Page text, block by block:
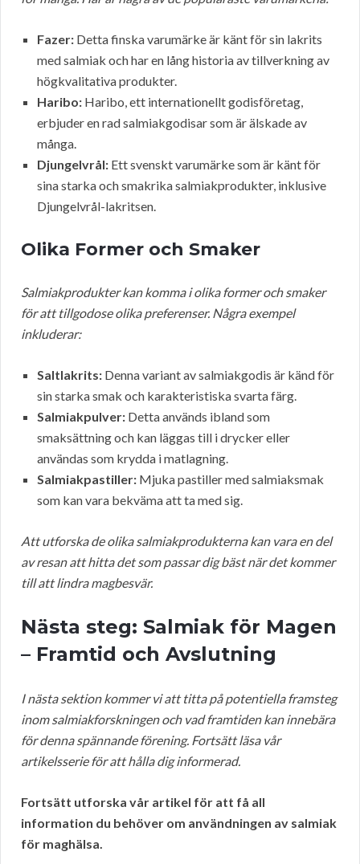
Fazer: Detta finska varumärke är känt för sin lakrits
med salmiak och har en lång historia av tillverkning av
högkvalitativa produkter.
Haribo: Haribo, ett internationellt godisföretag,
erbjuder en rad salmiakgodisar som är älskade av
många.
Djungelvrål: Ett svenskt varumärke som är känt för
sina starka och smakrika salmiakprodukter, inklusive
Djungelvrål-lakritsen.
Olika Former och Smaker
Salmiakprodukter kan komma i olika former och smaker
för att tillgodose olika preferenser. Några exempel
inkluderar:
Saltlakrits: Denna variant av salmiakgodis är känd för
sin starka smak och karakteristiska svarta färg.
Salmiakpulver: Detta används ibland som
smaksättning och kan läggas till i drycker eller
användas som krydda i matlagning.
Salmiakpastiller: Mjuka pastiller med salmiaksmak
som kan vara bekväma att ta med sig.
Att utforska de olika salmiakprodukterna kan vara en del
av resan att hitta det som passar dig bäst när det kommer
till att lindra magbesvär.
Nästa steg: Salmiak för Magen
– Framtid och Avslutning
I nästa sektion kommer vi att titta på potentiella framsteg
inom salmiakforskningen och vad framtiden kan innebära
för denna spännande förening. Fortsätt läsa vår
artikelsserie för att hålla dig informerad.
Fortsätt utforska vår artikel för att få all
information du behöver om användningen av salmiak
för maghälsa.